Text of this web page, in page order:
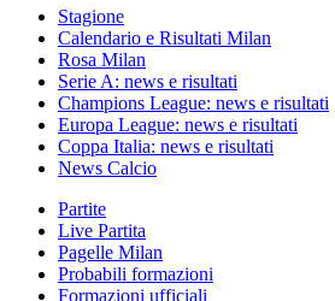
Stagione
Calendario e Risultati Milan
Rosa Milan
Serie A: news e risultati
Champions League: news e risultati
Europa League: news e risultati
Coppa Italia: news e risultati
News Calcio
Partite
Live Partita
Pagelle Milan
Probabili formazioni
Formazioni ufficiali